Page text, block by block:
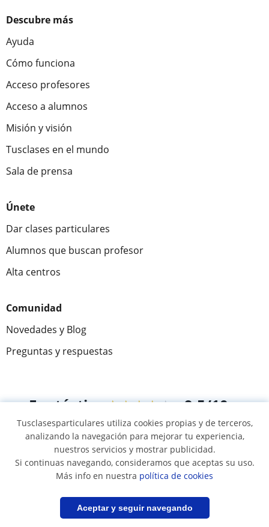
Guardar búsqueda
Descubre más
Ayuda
Cómo funciona
Acceso profesores
Acceso a alumnos
Misión y visión
Tusclases en el mundo
Sala de prensa
Únete
Dar clases particulares
Alumnos que buscan profesor
Alta centros
Comunidad
Novedades y Blog
Preguntas y respuestas
Fantástica★★★★★ 9,5/10
305883 opiniones de alumnos
© 2007 - 2026 Tus clases particulares
Mapa web:Profesores particulares
Tusclasesparticulares utiliza cookies propias y de terceros,
analizando la navegación para mejorar tu experiencia,
nuestros servicios y mostrar publicidad.
Si continuas navegando, consideramos que aceptas su uso.
Más info en nuestra política de cookies
Aceptar y seguir navegando